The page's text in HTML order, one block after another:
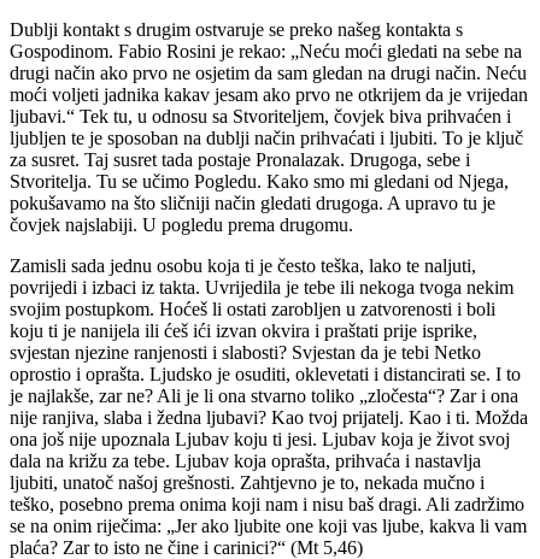
Dublji kontakt s drugim ostvaruje se preko našeg kontakta s
Gospodinom. Fabio Rosini je rekao: „Neću moći gledati na sebe na
drugi način ako prvo ne osjetim da sam gledan na drugi način. Neću
moći voljeti jadnika kakav jesam ako prvo ne otkrijem da je vrijedan
ljubavi.“ Tek tu, u odnosu sa Stvoriteljem, čovjek biva prihvaćen i
ljubljen te je sposoban na dublji način prihvaćati i ljubiti. To je ključ
za susret. Taj susret tada postaje Pronalazak. Drugoga, sebe i
Stvoritelja. Tu se učimo Pogledu. Kako smo mi gledani od Njega,
pokušavamo na što sličniji način gledati drugoga. A upravo tu je
čovjek najslabiji. U pogledu prema drugomu.
Zamisli sada jednu osobu koja ti je često teška, lako te naljuti,
povrijedi i izbaci iz takta. Uvrijedila je tebe ili nekoga tvoga nekim
svojim postupkom. Hoćeš li ostati zarobljen u zatvorenosti i boli
koju ti je nanijela ili ćeš ići izvan okvira i praštati prije isprike,
svjestan njezine ranjenosti i slabosti? Svjestan da je tebi Netko
oprostio i oprašta. Ljudsko je osuditi, oklevetati i distancirati se. I to
je najlakše, zar ne? Ali je li ona stvarno toliko „zločesta“? Zar i ona
nije ranjiva, slaba i žedna ljubavi? Kao tvoj prijatelj. Kao i ti. Možda
ona još nije upoznala Ljubav koju ti jesi. Ljubav koja je život svoj
dala na križu za tebe. Ljubav koja oprašta, prihvaća i nastavlja
ljubiti, unatoč našoj grešnosti. Zahtjevno je to, nekada mučno i
teško, posebno prema onima koji nam i nisu baš dragi. Ali zadržimo
se na onim riječima: „Jer ako ljubite one koji vas ljube, kakva li vam
plaća? Zar to isto ne čine i carinici?“ (Mt 5,46)